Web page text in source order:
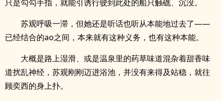
只是勾勾手指，就能引诱行驶到此处的船只触礁、沉没。
苏观呼吸一滞，但她还是听话也听从本能地过去了——
已经结合的ao之间，本来就有这种义务，也有这种本能。
大概是路上湿滑、或是温泉里的药草味道混杂着甜香味
道扰乱神经，苏观刚刚迈进浴池，并没有来得及站稳，就往
顾奕西的身上扑。